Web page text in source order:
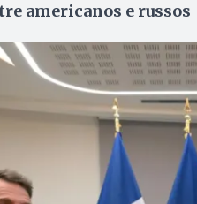
americanos e russos